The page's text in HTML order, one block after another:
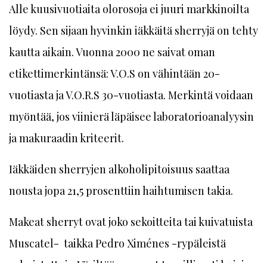
Alle kuusivuotiaita olorosoja ei juuri markkinoilta
löydy. Sen sijaan hyvinkin iäkkäitä sherryjä on tehty
kautta aikain. Vuonna 2000 ne saivat oman
etikettimerkintänsä: V.O.S on vähintään 20-
vuotiasta ja V.O.R.S 30-vuotiasta. Merkintä voidaan
myöntää, jos viinierä läpäisee laboratorioanalyysin
ja makuraadin kriteerit.
Iäkkäiden sherryjen alkoholipitoisuus saattaa
nousta jopa 21,5 prosenttiin haihtumisen takia.
Makeat sherryt ovat joko sekoitteita tai kuivatuista
Muscatel- taikka Pedro Ximénes -rypäleistä